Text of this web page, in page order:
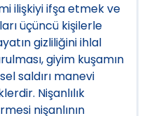
ilişkiyi ifşa etmek ve
üçüncü kişilerle
gizliliğini ihlal
giyim kuşamın
saldırı manevi
Nişanlılık
nişanlının